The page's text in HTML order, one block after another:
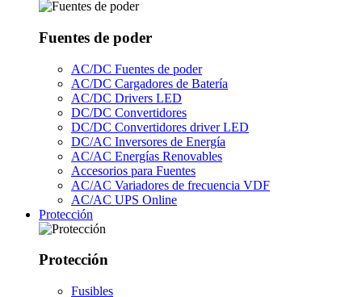
Fuentes de poder
AC/DC Fuentes de poder
AC/DC Cargadores de Batería
AC/DC Drivers LED
DC/DC Convertidores
DC/DC Convertidores driver LED
DC/AC Inversores de Energía
AC/AC Energías Renovables
Accesorios para Fuentes
AC/AC Variadores de frecuencia VDF
AC/AC UPS Online
Protección
Protección
Fusibles